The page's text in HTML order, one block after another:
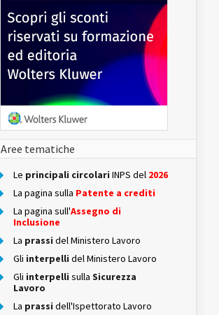
Aree tematiche
Le principali circolari INPS del 2026
La pagina sulla Patente a crediti
La pagina sull'Assegno di
Inclusione
La prassi del Ministero Lavoro
Gli interpelli del Ministero Lavoro
Gli interpelli sulla Sicurezza
Lavoro
La prassi dell'Ispettorato Lavoro